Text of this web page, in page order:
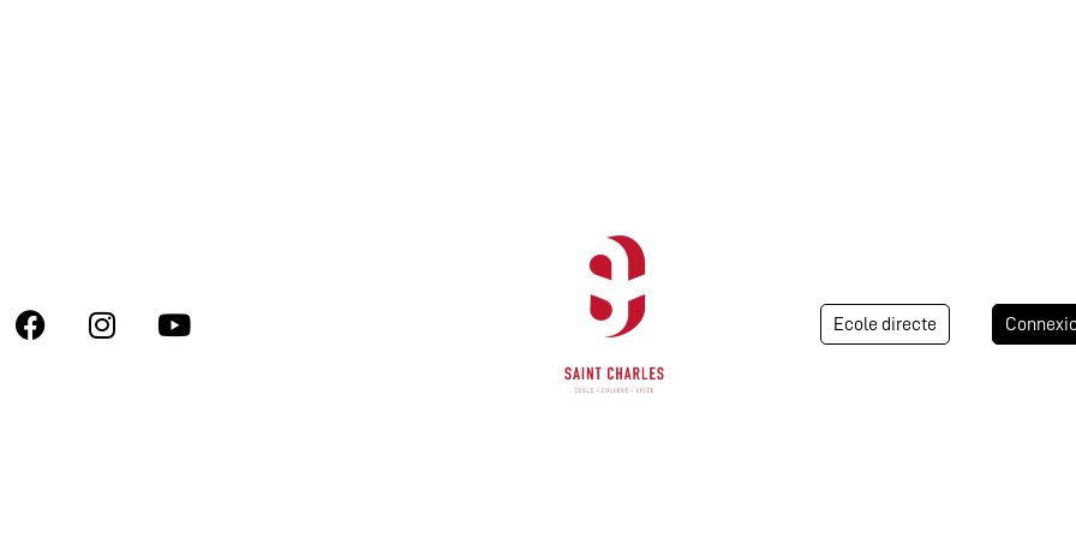
Ecole directe